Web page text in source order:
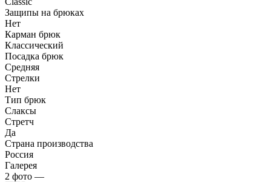
Защипы на брюках
Нет
Карман брюк
Классический
Посадка брюк
Средняя
Стрелки
Нет
Тип брюк
Слаксы
Стретч
Да
Страна производства
Россия
Галерея
2 фото —